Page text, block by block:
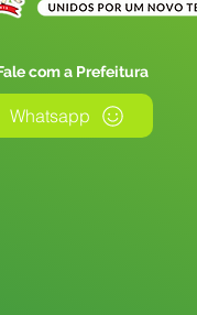
com a Prefeitura
Whatsapp